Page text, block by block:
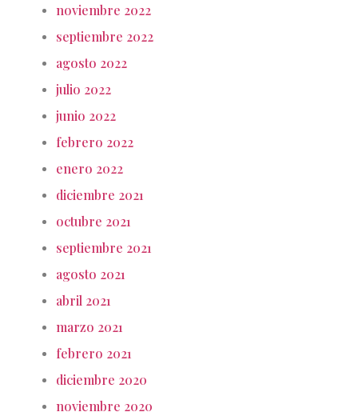
noviembre 2022
septiembre 2022
agosto 2022
julio 2022
junio 2022
febrero 2022
enero 2022
diciembre 2021
octubre 2021
septiembre 2021
agosto 2021
abril 2021
marzo 2021
febrero 2021
diciembre 2020
noviembre 2020